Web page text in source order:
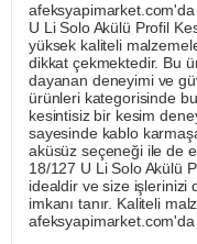
U Li Solo Akülü Profil
yüksek kaliteli
dikkat çekmektedir. Bu
dayanan deneyimi ve
ürünleri kategorisinde
kesintisiz bir kesim
sayesinde kablo
aküsüz seçeneği ile de
18/127 U Li Solo Akülü
idealdir ve size işlerinizi
imkanı tanır. Kaliteli
afeksyapimarket.com'da